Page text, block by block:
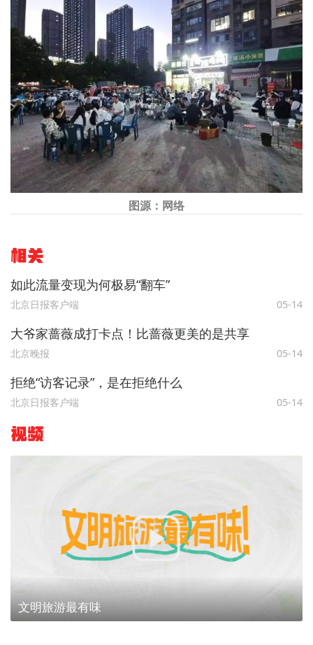
图源：网络
相关
如此流量变现为何极易“翻车”
北京日报客户端 05-14
大爷家蔷薇成打卡点！比蔷薇更美的是共享
北京晚报 05-14
拒绝“访客记录”，是在拒绝什么
北京日报客户端 05-14
视频
文明旅游最有味